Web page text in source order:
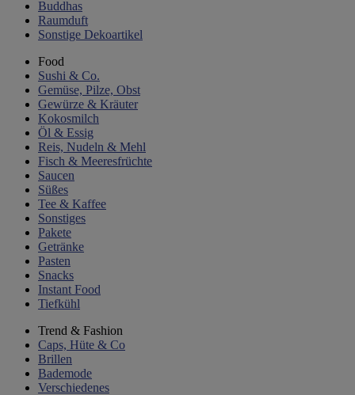
Buddhas
Raumduft
Sonstige Dekoartikel
Food
Sushi & Co.
Gemüse, Pilze, Obst
Gewürze & Kräuter
Kokosmilch
Öl & Essig
Reis, Nudeln & Mehl
Fisch & Meeresfrüchte
Saucen
Süßes
Tee & Kaffee
Sonstiges
Pakete
Getränke
Pasten
Snacks
Instant Food
Tiefkühl
Trend & Fashion
Caps, Hüte & Co
Brillen
Bademode
Verschiedenes